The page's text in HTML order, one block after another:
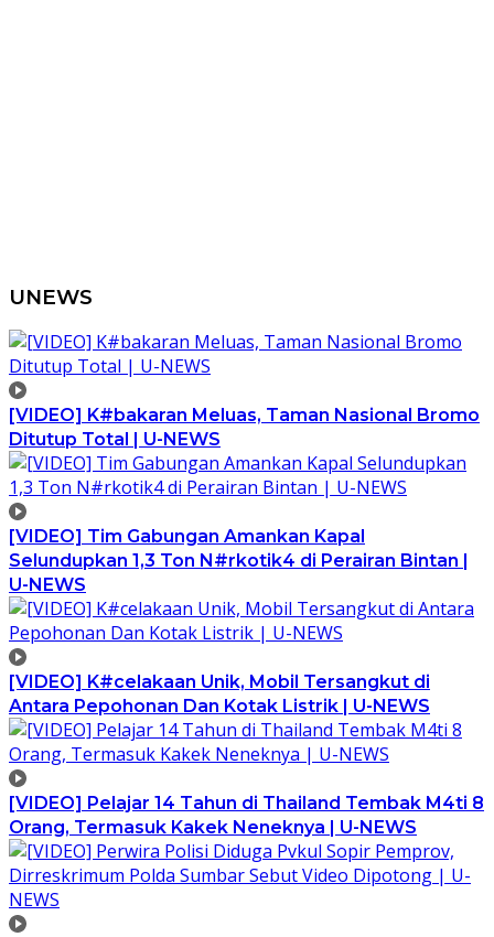
UNEWS
[VIDEO] K#bakaran Meluas, Taman Nasional Bromo
Ditutup Total | U-NEWS
[VIDEO] Tim Gabungan Amankan Kapal
Selundupkan 1,3 Ton N#rkotik4 di Perairan Bintan |
U-NEWS
[VIDEO] K#celakaan Unik, Mobil Tersangkut di
Antara Pepohonan Dan Kotak Listrik | U-NEWS
[VIDEO] Pelajar 14 Tahun di Thailand Tembak M4ti 8
Orang, Termasuk Kakek Neneknya | U-NEWS